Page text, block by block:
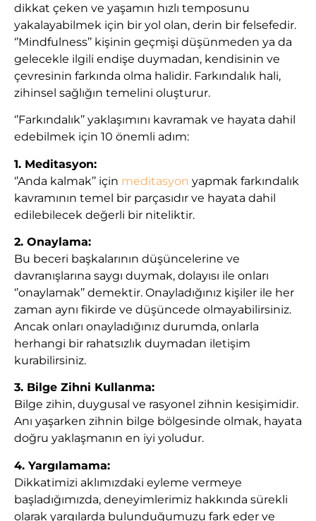
dikkat çeken ve yaşamın hızlı temposunu
yakalayabilmek için bir yol olan, derin bir felsefedir.
‘’Mindfulness’’ kişinin geçmişi düşünmeden ya da
gelecekle ilgili endişe duymadan, kendisinin ve
çevresinin farkında olma halidir. Farkındalık hali,
zihinsel sağlığın temelini oluşturur.
‘’Farkındalık’’ yaklaşımını kavramak ve hayata dahil
edebilmek için 10 önemli adım:
1. Meditasyon:
‘’Anda kalmak’’ için meditasyon yapmak farkındalık
kavramının temel bir parçasıdır ve hayata dahil
edilebilecek değerli bir niteliktir.
2. Onaylama:
Bu beceri başkalarının düşüncelerine ve
davranışlarına saygı duymak, dolayısı ile onları
‘’onaylamak’’ demektir. Onayladığınız kişiler ile her
zaman aynı fikirde ve düşüncede olmayabilirsiniz.
Ancak onları onayladığınız durumda, onlarla
herhangi bir rahatsızlık duymadan iletişim
kurabilirsiniz.
3. Bilge Zihni Kullanma:
Bilge zihin, duygusal ve rasyonel zihnin kesişimidir.
Anı yaşarken zihnin bilge bölgesinde olmak, hayata
doğru yaklaşmanın en iyi yoludur.
4. Yargılamama:
Dikkatimizi aklımızdaki eyleme vermeye
başladığımızda, deneyimlerimiz hakkında sürekli
olarak yargılarda bulunduğumuzu fark eder ve